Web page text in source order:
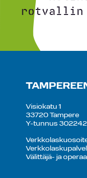
rotvallin
Visiokatu 1
33720 Tampere
Y-tunnus
Välittäjä- ja